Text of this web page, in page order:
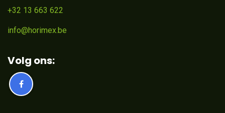
+32 13 663 622
info@horimex.be
Volg ons: